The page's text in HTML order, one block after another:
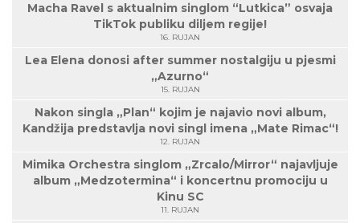
Macha Ravel s aktualnim singlom “Lutkica” osvaja
TikTok publiku diljem regije!
16. RUJAN
Lea Elena donosi after summer nostalgiju u pjesmi
„Azurno“
15. RUJAN
Nakon singla „Plan“ kojim je najavio novi album,
Kandžija predstavlja novi singl imena „Mate Rimac“!
12. RUJAN
Mimika Orchestra singlom „Zrcalo/Mirror“ najavljuje
album „Medzotermina“ i koncertnu promociju u
Kinu SC
11. RUJAN